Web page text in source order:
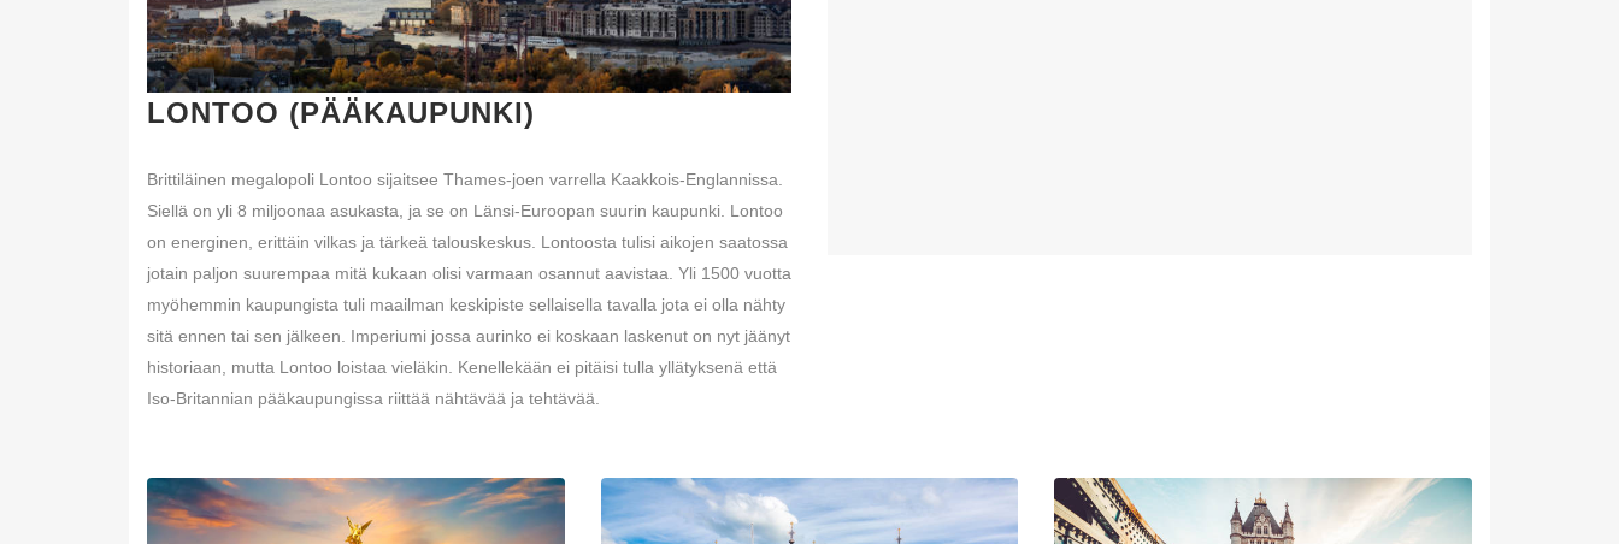
LONTOO (PÄÄKAUPUNKI)
Brittiläinen megalopoli Lontoo sijaitsee Thames-joen varrella Kaakkois-Englannissa.
Siellä on yli 8 miljoonaa asukasta, ja se on Länsi-Euroopan suurin kaupunki. Lontoo
on energinen, erittäin vilkas ja tärkeä talouskeskus. Lontoosta tulisi aikojen saatossa
jotain paljon suurempaa mitä kukaan olisi varmaan osannut aavistaa. Yli 1500 vuotta
myöhemmin kaupungista tuli maailman keskipiste sellaisella tavalla jota ei olla nähty
sitä ennen tai sen jälkeen. Imperiumi jossa aurinko ei koskaan laskenut on nyt jäänyt
historiaan, mutta Lontoo loistaa vieläkin. Kenellekään ei pitäisi tulla yllätyksenä että
Iso-Britannian pääkaupungissa riittää nähtävää ja tehtävää.